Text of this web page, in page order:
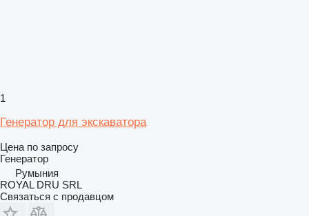
1
Генератор для экскаватора
Цена по запросу
Генератор
Румыния
ROYAL DRU SRL
Связаться с продавцом